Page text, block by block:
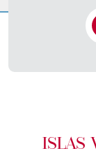
ISLAS